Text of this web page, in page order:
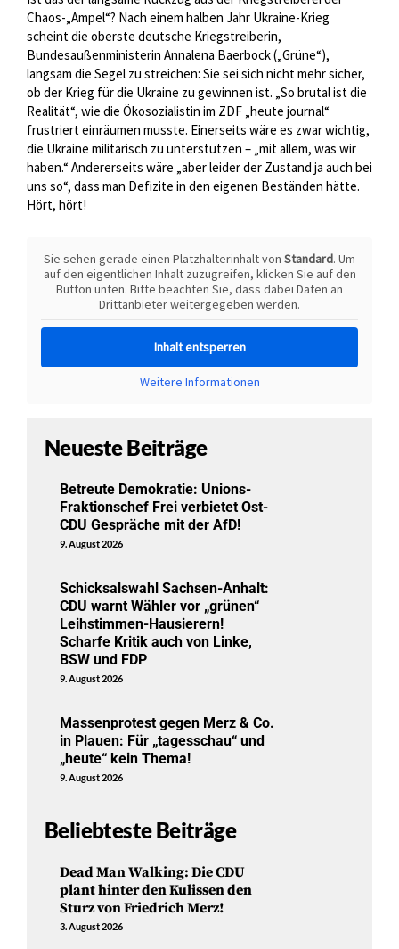
Chaos-„Ampel“? Nach einem halben Jahr Ukraine-Krieg
scheint die oberste deutsche Kriegstreiberin,
Bundesaußenministerin Annalena Baerbock („Grüne“),
langsam die Segel zu streichen: Sie sei sich nicht mehr sicher,
ob der Krieg für die Ukraine zu gewinnen ist. „So brutal ist die
Realität“, wie die Ökosozialistin im ZDF „heute journal“
frustriert einräumen musste. Einerseits wäre es zwar wichtig,
die Ukraine militärisch zu unterstützen – „mit allem, was wir
haben.“ Andererseits wäre „aber leider der Zustand ja auch bei
uns so“, dass man Defizite in den eigenen Beständen hätte.
Hört, hört!
Sie sehen gerade einen Platzhalterinhalt von Standard. Um
auf den eigentlichen Inhalt zuzugreifen, klicken Sie auf den
Button unten. Bitte beachten Sie, dass dabei Daten an
Drittanbieter weitergegeben werden.
Inhalt entsperren
Weitere Informationen
Neueste Beiträge
Betreute Demokratie: Unions-
Fraktionschef Frei verbietet Ost-
CDU Gespräche mit der AfD!
9. August 2026
Schicksalswahl Sachsen-Anhalt:
CDU warnt Wähler vor „grünen“
Leihstimmen-Hausierern!
Scharfe Kritik auch von Linke,
BSW und FDP
9. August 2026
Massenprotest gegen Merz & Co.
in Plauen: Für „tagesschau“ und
„heute“ kein Thema!
9. August 2026
Beliebteste Beiträge
Dead Man Walking: Die CDU
plant hinter den Kulissen den
Sturz von Friedrich Merz!
3. August 2026